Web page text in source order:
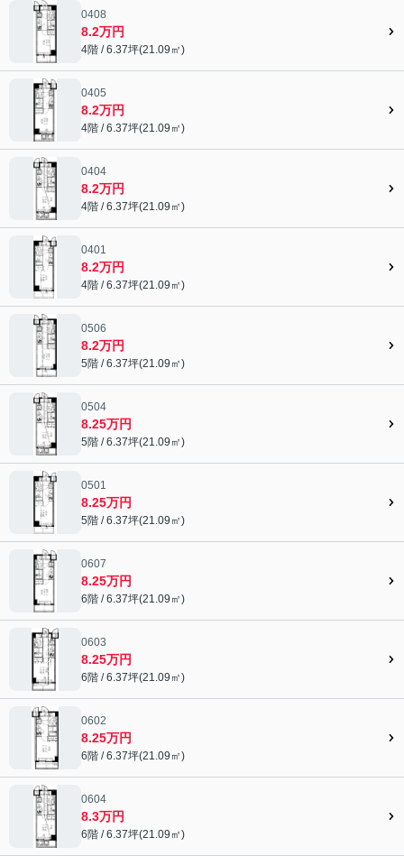
0408
8.2万円
4階 / 6.37坪(21.09㎡)
0405
8.2万円
4階 / 6.37坪(21.09㎡)
0404
8.2万円
4階 / 6.37坪(21.09㎡)
0401
8.2万円
4階 / 6.37坪(21.09㎡)
0506
8.2万円
5階 / 6.37坪(21.09㎡)
0504
8.25万円
5階 / 6.37坪(21.09㎡)
0501
8.25万円
5階 / 6.37坪(21.09㎡)
0607
8.25万円
6階 / 6.37坪(21.09㎡)
0603
8.25万円
6階 / 6.37坪(21.09㎡)
0602
8.25万円
6階 / 6.37坪(21.09㎡)
0604
8.3万円
6階 / 6.37坪(21.09㎡)